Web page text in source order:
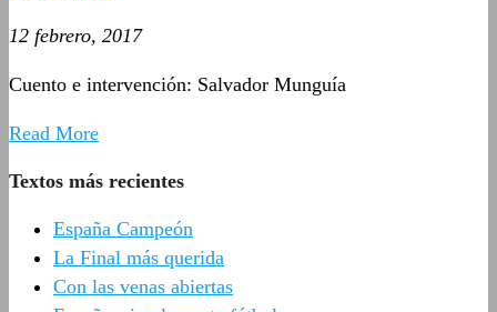
12 febrero, 2017
Cuento e intervención: Salvador Munguía
Read More
Textos más recientes
España Campeón
La Final más querida
Con las venas abiertas